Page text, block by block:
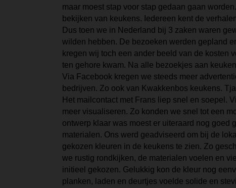
maar moest stap voor stap gedaan gaan
bekijken van keukens. Iedereen kent de
Dus toen we in Nederland bij 3 zaken waren
wilden hebben. De bezoeken werden gepland
kregen wij toch een ander beeld van de kosten
ten gehore kwam. Na alle bezoekjes aan
Via Facebook kregen we steeds meer
bedrijven. Zo ook van Kwakkenbos keukens.
Het mailcontact met Frans liep snel en soepel.
meer visualiseren. Zo konden we snel tot een
ontwerp klaar was moest er uiteraard nog goed
materialen. Ons werd geadviseerd om bij de
gekozen kleuren in de keukens te zien. Zo
we rustig rondkijken, de materialen voelen en
initieel gekozen. Gelukkig kon de kleur nog
planken, laden en deurtjes voelde solide en